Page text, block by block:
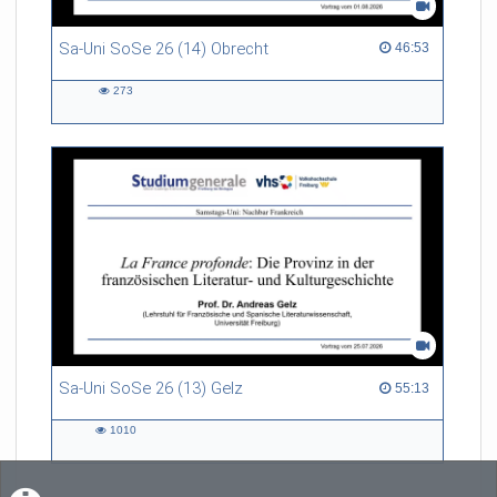
Sa-Uni SoSe 26 (14) Obrecht 46:53
46:53 duration
273
Sa-Uni SoSe 26 (13) Gelz 55:13
55:13 duration
1010